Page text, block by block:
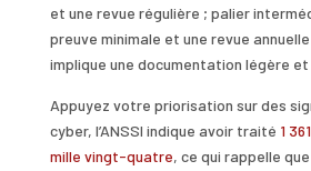
et une revue régulière ; palier
preuve minimale et une revue
implique une documentation légère et
Appuyez votre priorisation sur des
cyber, l’ANSSI indique avoir traité 1
mille vingt-quatre, ce qui rappelle